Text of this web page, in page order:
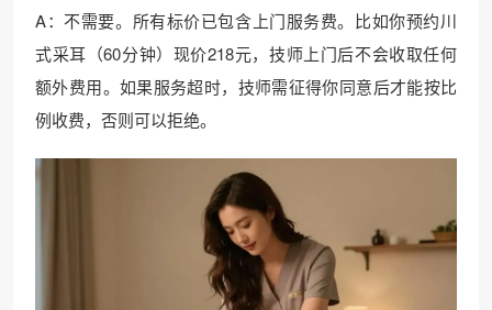
A：不需要。所有标价已包含上门服务费。比如你预约川
式采耳（60分钟）现价218元，技师上门后不会收取任何
额外费用。如果服务超时，技师需征得你同意后才能按比
例收费，否则可以拒绝。